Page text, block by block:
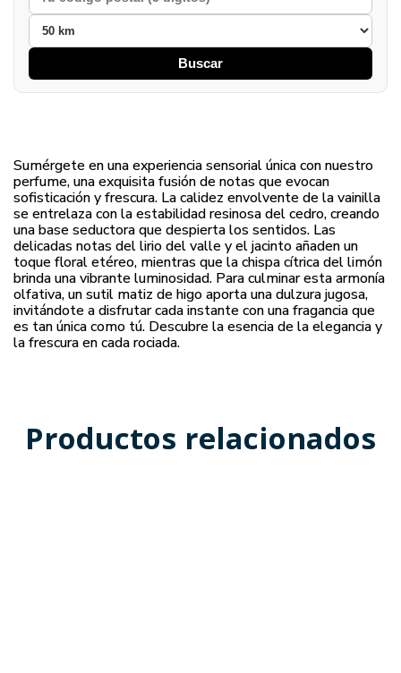
Buscar
Sumérgete en una experiencia sensorial única con nuestro
perfume, una exquisita fusión de notas que evocan
sofisticación y frescura. La calidez envolvente de la vainilla
se entrelaza con la estabilidad resinosa del cedro, creando
una base seductora que despierta los sentidos. Las
delicadas notas del lirio del valle y el jacinto añaden un
toque floral etéreo, mientras que la chispa cítrica del limón
brinda una vibrante luminosidad. Para culminar esta armonía
olfativa, un sutil matiz de higo aporta una dulzura jugosa,
invitándote a disfrutar cada instante con una fragancia que
es tan única como tú. Descubre la esencia de la elegancia y
la frescura en cada rociada.
Productos relacionados